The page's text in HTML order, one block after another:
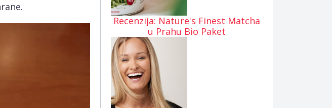
Recenzija: Nature's Finest Matcha
u Prahu Bio Paket